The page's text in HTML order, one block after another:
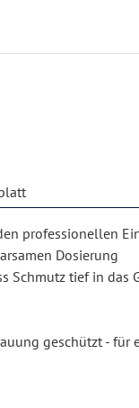
professionellen
Dosierung
Schmutz tief in das
geschützt - für